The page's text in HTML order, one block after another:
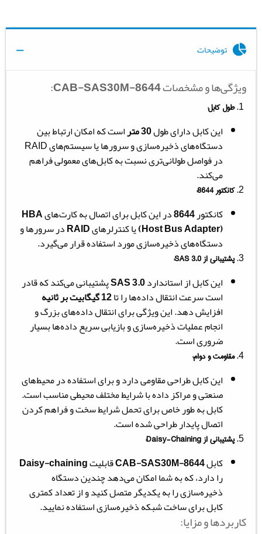
توضیحات
ویژگی‌ها و مشخصاتCAB-SAS30M-8644
:
طول کابل:
این کابل دارای طول30 متر است که امکان ارتباط بین
دستگاه‌های ذخیره‌سازی و سرورها یا سیستم‌های RAID
در فواصل طولانی‌تری نسبت به کابل‌های معمولی فراهم
می‌کند.
کانکتور8644
:
کانکتور8644در این کابل برای اتصال به کارت‌هایHBA
(Host Bus Adapter)یا کنترلرهایRAIDدر سرورها و
دستگاه‌های ذخیره‌سازی مورد استفاده قرار می‌گیرد.
پشتیبانی از SAS 3.0
:
این کابل از استانداردSAS 3.0پشتیبانی می‌کند که قادر
است سرعت انتقال داده‌ها را تا12 گیگابیت بر ثانیه
افزایش دهد. این ویژگی برای انتقال داده‌های بزرگ و
انجام عملیات ذخیره‌سازی و بازیابی سریع داده‌ها بسیار
ضروری است.
مقاومت و دوام:
این کابل طراحی مقاومی دارد و برای استفاده در محیط‌های
صنعتی و مراکز داده با شرایط مختلف محیطی مناسب است.
کابل به طور خاص برای تحمل شرایط سخت و فراهم کردن
اتصال پایدار طراحی شده است.
پشتیبانی از Daisy-Chaining
:
کابلCAB-SAS30M-8644قابلیتDaisy-chaining
را دارد، که به شما امکان می‌دهد چندین دستگاه
ذخیره‌سازی را به یکدیگر متصل کنید و از تعداد کمتری
کابل برای ساخت شبکه ذخیره‌سازی استفاده نمایید.
کاربردها و مزایا: